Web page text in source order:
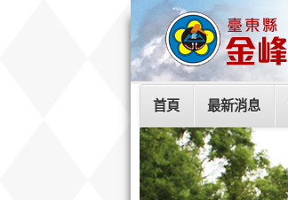
首頁 最新消息